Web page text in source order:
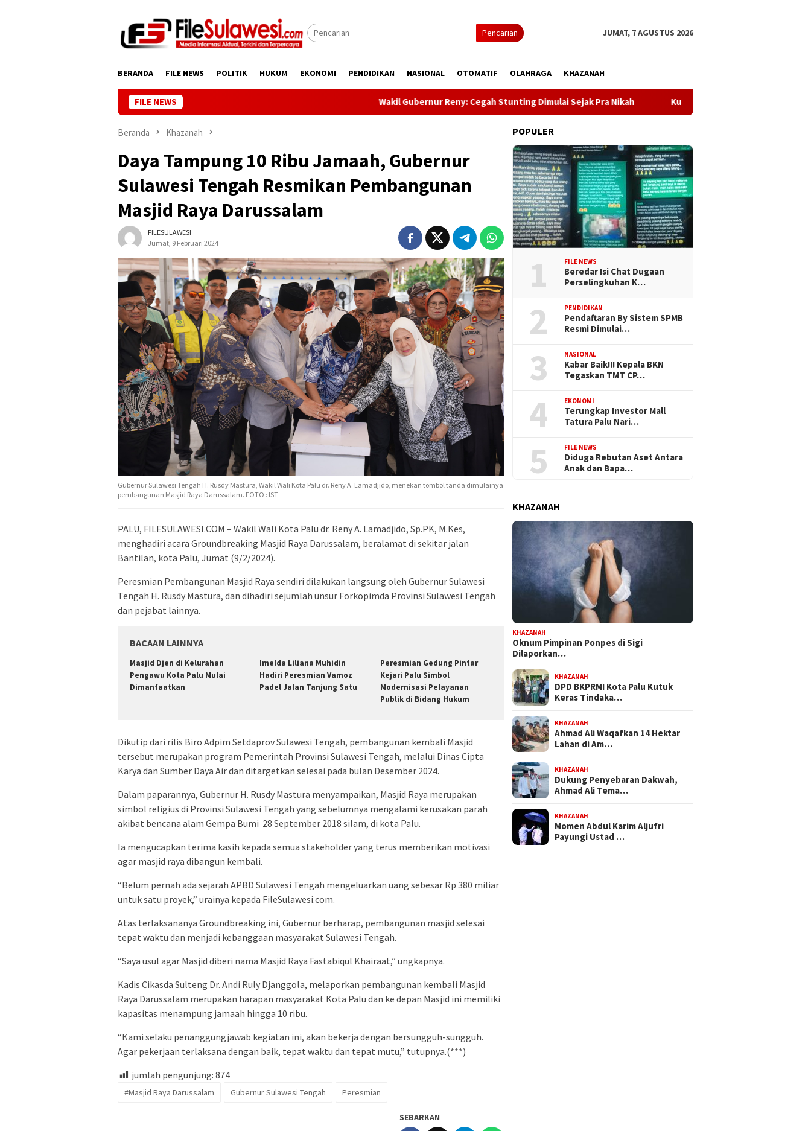
Pencarian JUMAT, 7 AGUSTUS 2026
BERANDA FILE NEWS POLITIK HUKUM EKONOMI PENDIDIKAN NASIONAL OTOMATIF OLAHRAGA KHAZANAH
FILE NEWS Wakil Gubernur Reny: Cegah Stunting Dimulai Sejak Pra Nikah Kunjungi Desa Mire, Gubernur Sulteng
Beranda Khazanah
Daya Tampung 10 Ribu Jamaah, Gubernur
Sulawesi Tengah Resmikan Pembangunan
Masjid Raya Darussalam
FILESULAWESI
Jumat, 9 Februari 2024
Gubernur Sulawesi Tengah H. Rusdy Mastura, Wakil Wali Kota Palu dr. Reny A. Lamadjido, menekan tombol tanda dimulainya
pembangunan Masjid Raya Darussalam. FOTO : IST
PALU, FILESULAWESI.COM – Wakil Wali Kota Palu dr. Reny A. Lamadjido, Sp.PK, M.Kes,
menghadiri acara Groundbreaking Masjid Raya Darussalam, beralamat di sekitar jalan
Bantilan, kota Palu, Jumat (9/2/2024).
Peresmian Pembangunan Masjid Raya sendiri dilakukan langsung oleh Gubernur Sulawesi
Tengah H. Rusdy Mastura, dan dihadiri sejumlah unsur Forkopimda Provinsi Sulawesi Tengah
dan pejabat lainnya.
BACAAN LAINNYA
Masjid Djen di Kelurahan
Pengawu Kota Palu Mulai
Dimanfaatkan
Imelda Liliana Muhidin
Hadiri Peresmian Vamoz
Padel Jalan Tanjung Satu
Peresmian Gedung Pintar
Kejari Palu Simbol
Modernisasi Pelayanan
Publik di Bidang Hukum
Dikutip dari rilis Biro Adpim Setdaprov Sulawesi Tengah, pembangunan kembali Masjid
tersebut merupakan program Pemerintah Provinsi Sulawesi Tengah, melalui Dinas Cipta
Karya dan Sumber Daya Air dan ditargetkan selesai pada bulan Desember 2024.
Dalam paparannya, Gubernur H. Rusdy Mastura menyampaikan, Masjid Raya merupakan
simbol religius di Provinsi Sulawesi Tengah yang sebelumnya mengalami kerusakan parah
akibat bencana alam Gempa Bumi 28 September 2018 silam, di kota Palu.
Ia mengucapkan terima kasih kepada semua stakeholder yang terus memberikan motivasi
agar masjid raya dibangun kembali.
“Belum pernah ada sejarah APBD Sulawesi Tengah mengeluarkan uang sebesar Rp 380 miliar
untuk satu proyek,” urainya kepada FileSulawesi.com.
Atas terlaksananya Groundbreaking ini, Gubernur berharap, pembangunan masjid selesai
tepat waktu dan menjadi kebanggaan masyarakat Sulawesi Tengah.
“Saya usul agar Masjid diberi nama Masjid Raya Fastabiqul Khairaat,” ungkapnya.
Kadis Cikasda Sulteng Dr. Andi Ruly Djanggola, melaporkan pembangunan kembali Masjid
Raya Darussalam merupakan harapan masyarakat Kota Palu dan ke depan Masjid ini memiliki
kapasitas menampung jamaah hingga 10 ribu.
“Kami selaku penanggungjawab kegiatan ini, akan bekerja dengan bersungguh-sungguh.
Agar pekerjaan terlaksana dengan baik, tepat waktu dan tepat mutu,” tutupnya.(***)
jumlah pengunjung: 874
#Masjid Raya Darussalam Gubernur Sulawesi Tengah Peresmian
SEBARKAN
POPULER
1 FILE NEWS
Beredar Isi Chat Dugaan
Perselingkuhan K…
2 PENDIDIKAN
Pendaftaran By Sistem SPMB
Resmi Dimulai…
3 NASIONAL
Kabar Baik!!! Kepala BKN
Tegaskan TMT CP…
4 EKONOMI
Terungkap Investor Mall
Tatura Palu Nari…
5 FILE NEWS
Diduga Rebutan Aset Antara
Anak dan Bapa…
KHAZANAH
KHAZANAH
Oknum Pimpinan Ponpes di Sigi
Dilaporkan…
KHAZANAH
DPD BKPRMI Kota Palu Kutuk
Keras Tindaka…
KHAZANAH
Ahmad Ali Waqafkan 14 Hektar
Lahan di Am…
KHAZANAH
Dukung Penyebaran Dakwah,
Ahmad Ali Tema…
KHAZANAH
Momen Abdul Karim Aljufri
Payungi Ustad …